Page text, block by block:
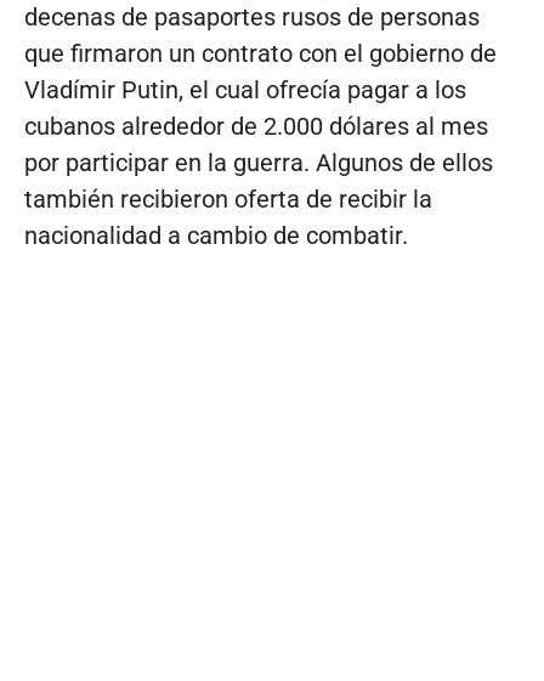
decenas de pasaportes rusos de personas
que firmaron un contrato con el gobierno de
Vladímir Putin, el cual ofrecía pagar a los
cubanos alrededor de 2.000 dólares al mes
por participar en la guerra. Algunos de ellos
también recibieron oferta de recibir la
nacionalidad a cambio de combatir.